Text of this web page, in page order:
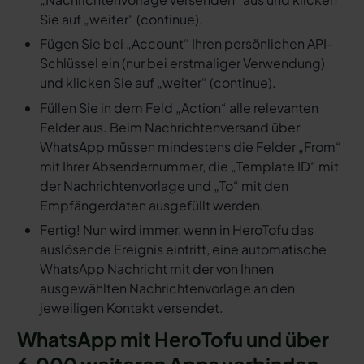
Sie auf „weiter“ (continue).
Fügen Sie bei „Account“ Ihren persönlichen API-
Schlüssel ein (nur bei erstmaliger Verwendung)
und klicken Sie auf „weiter“ (continue).
Füllen Sie in dem Feld „Action“ alle relevanten
Felder aus. Beim Nachrichtenversand über
WhatsApp müssen mindestens die Felder „From“
mit Ihrer Absendernummer, die „Template ID“ mit
der Nachrichtenvorlage und „To“ mit den
Empfängerdaten ausgefüllt werden.
Fertig! Nun wird immer, wenn in HeroTofu das
auslösende Ereignis eintritt, eine automatische
WhatsApp Nachricht mit der von Ihnen
ausgewählten Nachrichtenvorlage an den
jeweiligen Kontakt versendet.
WhatsApp mit HeroTofu und über